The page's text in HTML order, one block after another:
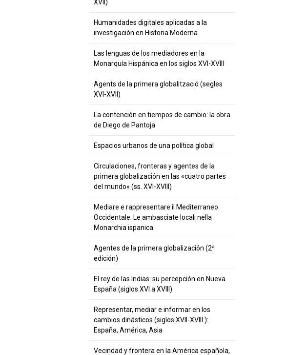
XVII)
Humanidades digitales aplicadas a la
investigación en Historia Moderna
Las lenguas de los mediadores en la
Monarquía Hispánica en los siglos XVI-XVIII
Agents de la primera globalització (segles
XVI-XVII)
La contención en tiempos de cambio: la obra
de Diego de Pantoja
Espacios urbanos de una política global
Circulaciones, fronteras y agentes de la
primera globalización en las «cuatro partes
del mundo» (ss. XVI-XVIII)
Mediare e rappresentare il Mediterraneo
Occidentale. Le ambasciate locali nella
Monarchia ispanica
Agentes de la primera globalización (2ª
edición)
El rey de las Indias: su percepción en Nueva
España (siglos XVI a XVIII)
Representar, mediar e informar en los
cambios dinásticos (siglos XVII-XVIII ):
España, América, Asia
Vecindad y frontera en la América española,